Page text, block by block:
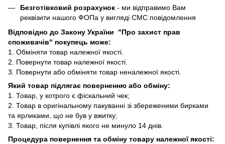
Безготівковий розрахунок - ми відправимо Вам
реквізити нашого ФОПа у вигляді СМС повідомлення
Відповідно до Закону України "Про захист прав
споживачів" покупець може:
1. Обміняти товар належної якості.
2. Повернути товар належної якості.
3. Повернути або обміняти товар неналежної якості.
Який товар підлягає поверненню або обміну:
1. Товар, у котрого є фіскальний чек;
2. Товар в оригінальному пакуванні зі збереженими бирками
та ярликами, що не був у вжитку;
3. Товар, після купівлі якого не минуло 14 днів.
Процедура повернення та обміну товару належної якості: